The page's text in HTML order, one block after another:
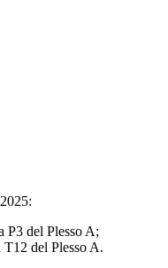
P3 del Plesso A;
T12 del Plesso A.